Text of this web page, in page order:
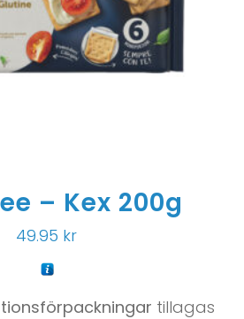
– Kex 200g
49.95 kr
tillagas